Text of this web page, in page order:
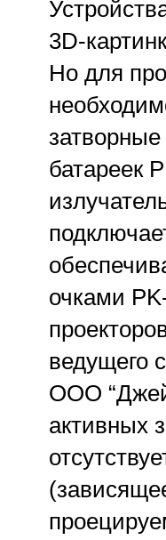
3D-
Но для
батареек
очками
ведущего
ООО
активных